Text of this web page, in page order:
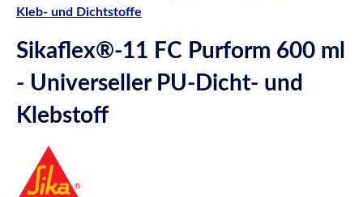
Kleb- und Dichtstoffe
Sikaflex®-11 FC Purform 600 ml
- Universeller PU-Dicht- und
Klebstoff